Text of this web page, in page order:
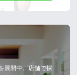
展開中。店舗で採